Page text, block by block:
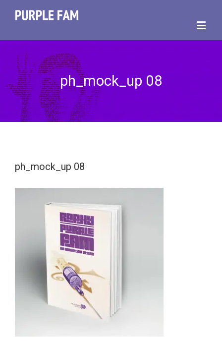
ph_mock_up 08
ph_mock_up 08